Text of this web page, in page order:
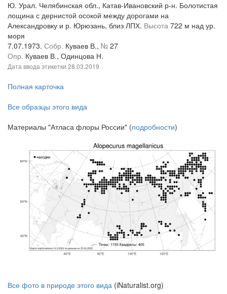
Ю. Урал. Челябинская обл., Катав-Ивановский р-н. Болотистая
лощина с дернистой осокой между дорогами на
Александровку и р. Юрюзань, близ ЛПХ. Высота 722 м над ур.
моря
7.07.1973. Собр. Куваев В., № 27
Опр. Куваев В., Одинцова Н.
Дата ввода этикетки 28.03.2019
Полная карточка
Все образцы этого вида
Материалы "Атласа флоры России" (подробности)
Все фото в природе этого вида (iNaturalist.org)